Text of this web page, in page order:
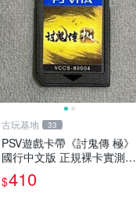
古玩基地 33
PSV遊戲卡帶《討鬼傳 極》
國行中文版 正規裸卡實測無
誤 索尼官方認證 減價促銷
訂購越早越劃算 討鬼傳 極
$410